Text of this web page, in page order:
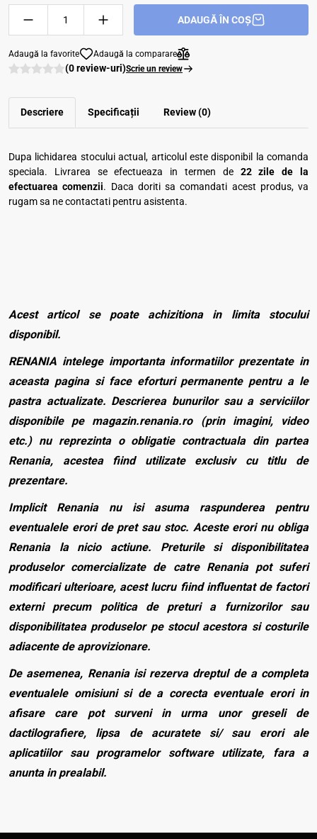
ADAUGĂ ÎN COȘ
Adaugă la favorite Adaugă la comparare
(0 review-uri)Scrie un review
Descriere Specificații Review (0)
Dupa lichidarea stocului actual, articolul este disponibil la comanda
speciala. Livrarea se efectueaza in termen de 22 zile de la
efectuarea comenzii. Daca doriti sa comandati acest produs, va
rugam sa ne contactati pentru asistenta.
Acest articol se poate achizitiona in limita stocului
disponibil.
RENANIA intelege importanta informatiilor prezentate in
aceasta pagina si face eforturi permanente pentru a le
pastra actualizate. Descrierea bunurilor sau a serviciilor
disponibile pe magazin.renania.ro (prin imagini, video
etc.) nu reprezinta o obligatie contractuala din partea
Renania, acestea fiind utilizate exclusiv cu titlu de
prezentare.
Implicit Renania nu isi asuma raspunderea pentru
eventualele erori de pret sau stoc. Aceste erori nu obliga
Renania la nicio actiune. Preturile si disponibilitatea
produselor comercializate de catre Renania pot suferi
modificari ulterioare, acest lucru fiind influentat de factori
externi precum politica de preturi a furnizorilor sau
disponibilitatea produselor pe stocul acestora si costurile
adiacente de aprovizionare.
De asemenea, Renania isi rezerva dreptul de a completa
eventualele omisiuni si de a corecta eventuale erori in
afisare care pot surveni in urma unor greseli de
dactilografiere, lipsa de acuratete si/ sau erori ale
aplicatiilor sau programelor software utilizate, fara a
anunta in prealabil.